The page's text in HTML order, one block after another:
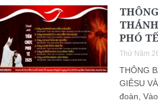
PHÓ
Thứ Năm
THÔNG
GIÊSU
đoàn,